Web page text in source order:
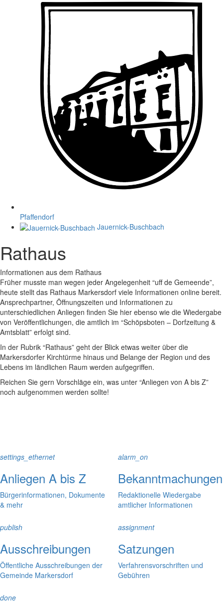
Pfaffendorf
Jauernick-Buschbach
Rathaus
Informationen aus dem Rathaus
Früher musste man wegen jeder Angelegenheit “uff de Gemeende”,
heute stellt das Rathaus Markersdorf viele Informationen online bereit.
Ansprechpartner, Öffnungszeiten und Informationen zu
unterschiedlichen Anliegen finden Sie hier ebenso wie die Wiedergabe
von Veröffentlichungen, die amtlich im “Schöpsboten – Dorfzeitung &
Amtsblatt” erfolgt sind.
In der Rubrik “Rathaus” geht der Blick etwas weiter über die
Markersdorfer Kirchtürme hinaus und Belange der Region und des
Lebens im ländlichen Raum werden aufgegriffen.
Reichen Sie gern Vorschläge ein, was unter “Anliegen von A bis Z”
noch aufgenommen werden sollte!
settings_ethernet
Anliegen A bis Z
Bürgerinformationen, Dokumente
& mehr
alarm_on
Bekanntmachungen
Redaktionelle Wiedergabe
amtlicher Informationen
publish
Ausschreibungen
Öffentliche Ausschreibungen der
Gemeinde Markersdorf
assignment
Satzungen
Verfahrensvorschriften und
Gebühren
done